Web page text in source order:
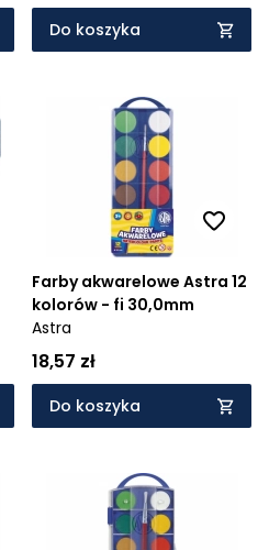
Do koszyka
Farby akwarelowe Astra 12
kolorów - fi 30,0mm
Astra
18,57 zł
Do koszyka